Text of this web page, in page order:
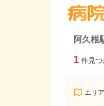
阿久根
1 件見つ
エリ